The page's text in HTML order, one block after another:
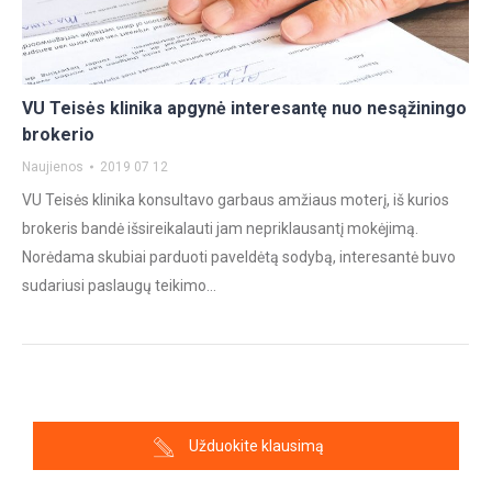
VU Teisės klinika apgynė interesantę nuo nesąžiningo
brokerio
Naujienos 2019 07 12
VU Teisės klinika konsultavo garbaus amžiaus moterį, iš kurios
brokeris bandė išsireikalauti jam nepriklausantį mokėjimą.
Norėdama skubiai parduoti paveldėtą sodybą, interesantė buvo
sudariusi paslaugų teikimo…
Užduokite klausimą